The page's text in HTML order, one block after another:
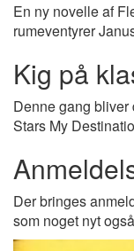
En ny novelle af
rumeventyrer
Kig på
Denne gang bliver
Stars My
Der bringes
som noget nyt